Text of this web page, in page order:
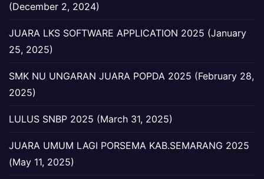
(December 2, 2024)
JUARA LKS SOFTWARE APPLICATION 2025 (January
25, 2025)
SMK NU UNGARAN JUARA POPDA 2025 (February 28,
2025)
LULUS SNBP 2025 (March 31, 2025)
JUARA UMUM LAGI PORSEMA KAB.SEMARANG 2025
(May 11, 2025)